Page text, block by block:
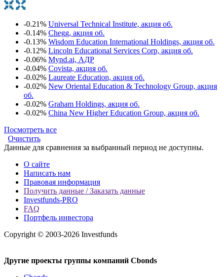
-0.21% Universal Technical Institute, акция об.
-0.14% Chegg, акция об.
-0.13% Wisdom Education International Holdings, акция об.
-0.12% Lincoln Educational Services Corp, акция об.
-0.06% Mynd.ai, АДР
-0.04% Covista, акция об.
-0.02% Laureate Education, акция об.
-0.02% New Oriental Education & Technology Group, акция
об.
-0.02% Graham Holdings, акция об.
-0.02% China New Higher Education Group, акция об.
Посмотреть все
Очистить
Данные для сравнения за выбранный период не доступны.
О сайте
Написать нам
Правовая информация
Получить данные / Заказать данные
Investfunds-PRO
FAQ
Портфель инвестора
Copyright © 2003-2026 Investfunds
Другие проекты группы компаний Cbonds